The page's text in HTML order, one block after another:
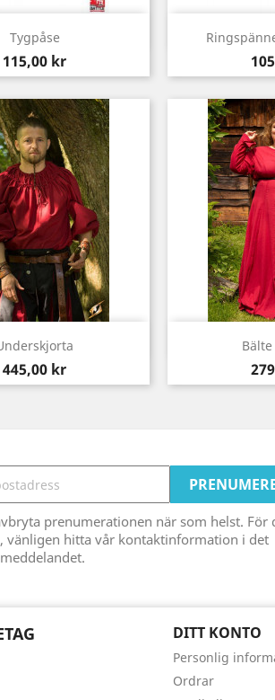
Tygpåse
Pris
115,00 kr
Snabbvy 
Pris
445,00 kr
Snabbvy 
prenumerationen när som helst. För
vänligen hitta vår kontaktinformation i det
DITT KONTO
Personlig
Ordrar